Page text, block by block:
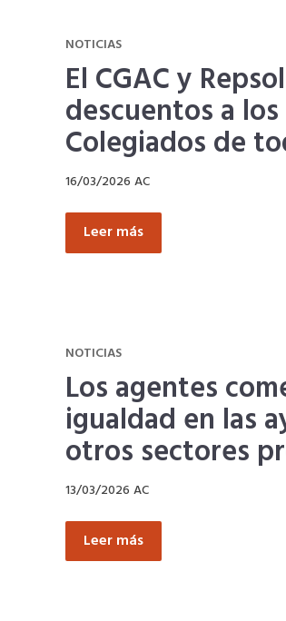
NOTICIAS
El CGAC y
descuentos a
Colegiados de
16/03/2026 AC
Leer más
NOTICIAS
Los agentes
igualdad en las
otros sectores
13/03/2026 AC
Leer más